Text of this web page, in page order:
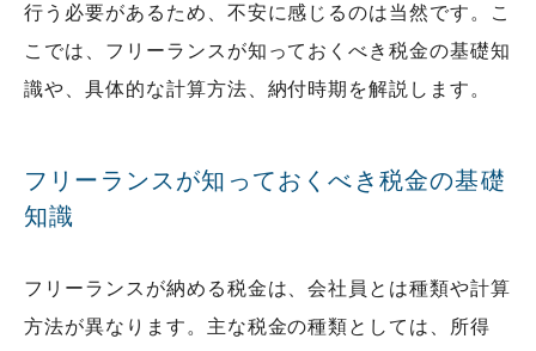
行う必要があるため、不安に感じるのは当然です。こ
こでは、フリーランスが知っておくべき税金の基礎知
識や、具体的な計算方法、納付時期を解説します。
フリーランスが知っておくべき税金の基礎
知識
フリーランスが納める税金は、会社員とは種類や計算
方法が異なります。主な税金の種類としては、所得